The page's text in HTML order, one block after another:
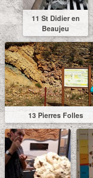
11 St Didier en
Beaujeu
13 Pierres Folles